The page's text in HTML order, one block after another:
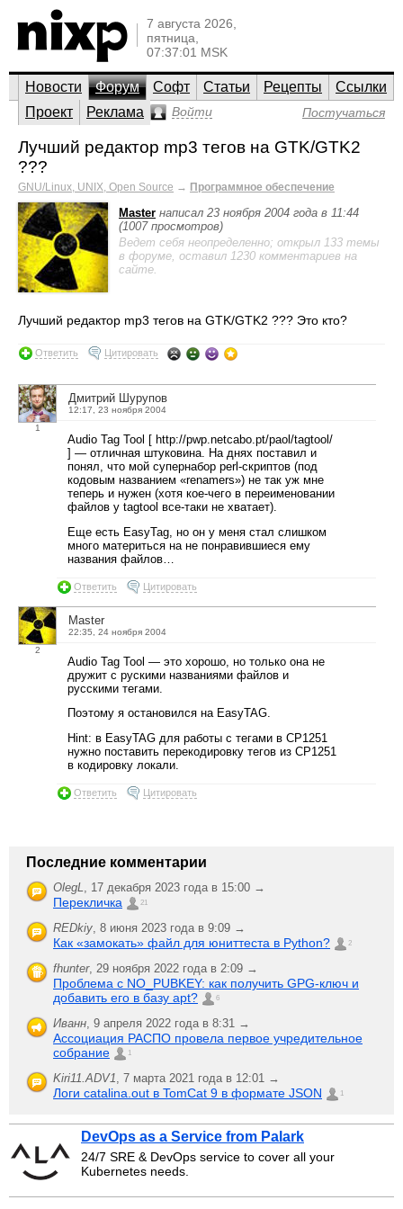
7 августа 2026,
пятница,
07:37:01 MSK
Новости Форум Софт Статьи Рецепты
Ссылки
Проект
Реклама Войти Постучаться
Лучший редактор mp3 тегов на GTK/GTK2
???
GNU/Linux, UNIX, Open Source → Программное обеспечение
Master написал 23 ноября 2004 года в 11:44
(1007 просмотров)
Ведет себя неопределенно; открыл 133 темы
в форуме, оставил 1230 комментариев на
сайте.
Лучший редактор mp3 тегов на GTK/GTK2 ??? Это кто?
Ответить Цитировать
1
Дмитрий Шурупов
12:17, 23 ноября 2004
Audio Tag Tool [ http://pwp.netcabo.pt/paol/tagtool/
] — отличная штуковина. На днях поставил и
понял, что мой супернабор perl-скриптов (под
кодовым названием «renamers») не так уж мне
теперь и нужен (хотя кое-чего в переименовании
файлов у tagtool все-таки не хватает).
Еще есть EasyTag, но он у меня стал слишком
много материться на не понравившиеся ему
названия файлов…
Ответить Цитировать
2
Master
22:35, 24 ноября 2004
Audio Tag Tool — это хорошо, но только она не
дружит с рускими названиями файлов и
русскими тегами.
Поэтому я остановился на EasyTAG.
Hint: в EasyTAG для работы с тегами в CP1251
нужно поставить перекодировку тегов из CP1251
в кодировку локали.
Ответить Цитировать
Последние комментарии
OlegL 17 декабря 2023 года в 15:00 →
Перекличка 21
REDkiy 8 июня 2023 года в 9:09 →
Как «замокать» файл для юниттеста в Python? 2
fhunter, 29 ноября 2022 года в 2:09 →
Проблема с NO_PUBKEY: как получить GPG-ключ и
добавить его в базу apt?
6
Иванн 9 апреля 2022 года в 8:31 →
Ассоциация РАСПО провела первое учредительное
собрание
1
Kiri11.ADV1 7 марта 2021 года в 12:01 →
Логи catalina.out в TomCat 9 в формате JSON 1
DevOps as a Service from Palark
24/7 SRE & DevOps service to cover all your
Kubernetes needs.